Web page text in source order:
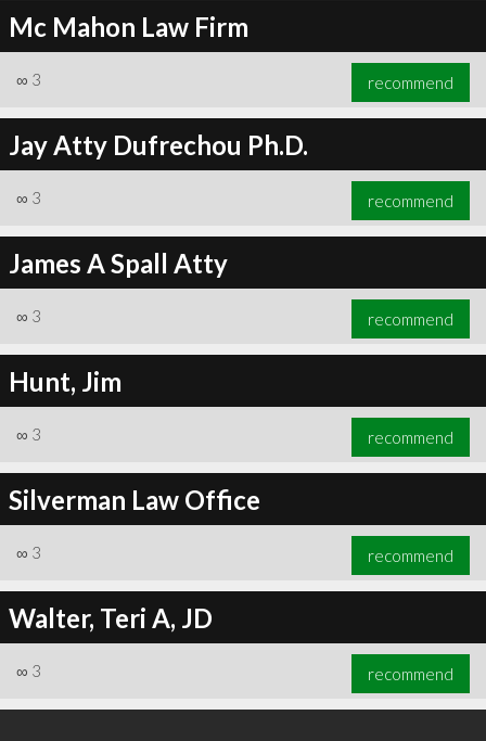
Mc Mahon Law Firm
∞ 3 recommend
Jay Atty Dufrechou Ph.D.
∞ 3 recommend
James A Spall Atty
∞ 3 recommend
Hunt, Jim
∞ 3 recommend
Silverman Law Office
∞ 3 recommend
Walter, Teri A, JD
∞ 3 recommend